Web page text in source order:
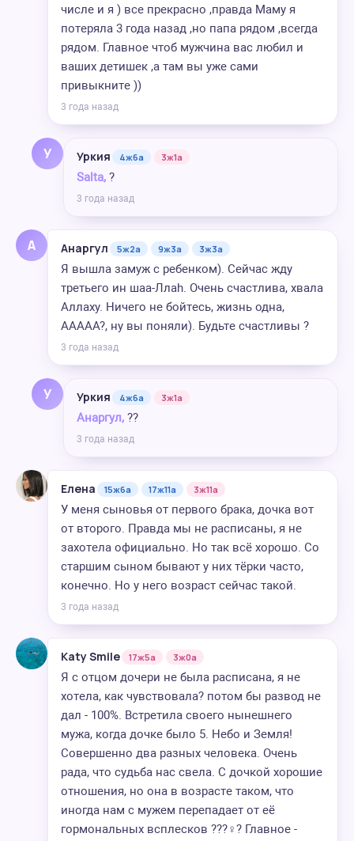
числе и я ) все прекрасно ,правда Маму я
потеряла 3 года назад ,но папа рядом ,всегда
рядом. Главное чтоб мужчина вас любил и
ваших детишек ,а там вы уже сами
привыкните ))
3 года назад
У Уркия 4ж6а 3ж1а
Salta, ?
3 года назад
А Анаргул 5ж2а 9ж3а 3ж3а
Я вышла замуж с ребенком). Сейчас жду
третьего ин шаа-Ллаһ. Очень счастлива, хвала
Аллаху. Ничего не бойтесь, жизнь одна,
ААААА?, ну вы поняли). Будьте счастливы ?
3 года назад
У Уркия 4ж6а 3ж1а
Анаргул, ??
3 года назад
Елена 15ж6а 17ж11а 3ж11а
У меня сыновья от первого брака, дочка вот
от второго. Правда мы не расписаны, я не
захотела официально. Но так всё хорошо. Со
старшим сыном бывают у них тёрки часто,
конечно. Но у него возраст сейчас такой.
3 года назад
Katy Smile 17ж5а 3ж0а
Я с отцом дочери не была расписана, я не
хотела, как чувствовала? потом бы развод не
дал - 100%. Встретила своего нынешнего
мужа, когда дочке было 5. Небо и Земля!
Совершенно два разных человека. Очень
рада, что судьба нас свела. С дочкой хорошие
отношения, но она в возрасте таком, что
иногда нам с мужем перепадает от её
гормональных всплесков ???‍♀️? Главное -